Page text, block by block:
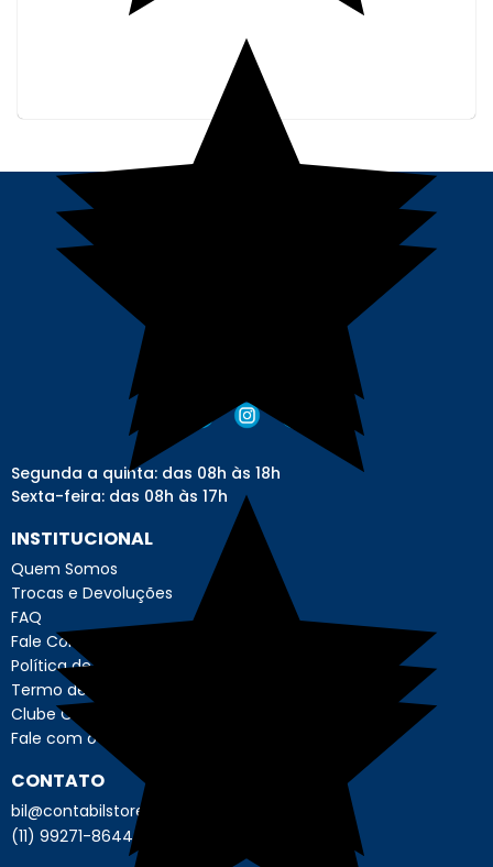
Segunda a quinta: das 08h às 18h
Sexta-feira: das 08h às 17h
INSTITUCIONAL
Quem Somos
Trocas e Devoluções
FAQ
Fale Conosco
Política de Privacidade
Termo de Uso - Usuário
Clube Contábil Store
Fale com o Encarregado de Dados
CONTATO
bil@contabilstore.org.br
(11) 99271-8644